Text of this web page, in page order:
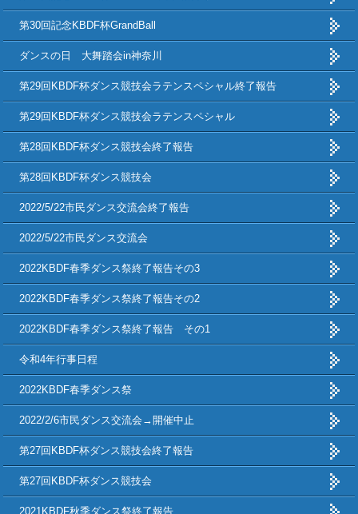
第30回記念KBDF杯GrandBall
ダンスの日 大舞踏会in神奈川
第29回KBDF杯ダンス競技会ラテンスペシャル終了報告
第29回KBDF杯ダンス競技会ラテンスペシャル
第28回KBDF杯ダンス競技会終了報告
第28回KBDF杯ダンス競技会
2022/5/22市民ダンス交流会終了報告
2022/5/22市民ダンス交流会
2022KBDF春季ダンス祭終了報告その3
2022KBDF春季ダンス祭終了報告その2
2022KBDF春季ダンス祭終了報告 その1
令和4年行事日程
2022KBDF春季ダンス祭
2022/2/6市民ダンス交流会→開催中止
第27回KBDF杯ダンス競技会終了報告
第27回KBDF杯ダンス競技会
2021KBDF秋季ダンス祭終了報告